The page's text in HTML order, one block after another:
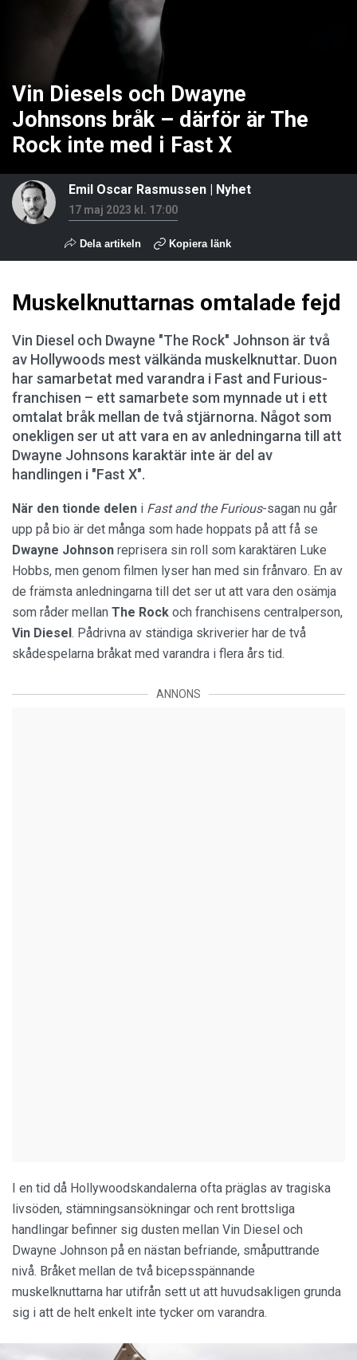
Vin Diesels och Dwayne
Johnsons bråk – därför är The
Rock inte med i Fast X
Emil Oscar Rasmussen | Nyhet
17 maj 2023 kl. 17:00
Dela artikeln Kopiera länk
Muskelknuttarnas omtalade fejd
Vin Diesel och Dwayne "The Rock" Johnson är två
av Hollywoods mest välkända muskelknuttar. Duon
har samarbetat med varandra i Fast and Furious-
franchisen – ett samarbete som mynnade ut i ett
omtalat bråk mellan de två stjärnorna. Något som
onekligen ser ut att vara en av anledningarna till att
Dwayne Johnsons karaktär inte är del av
handlingen i "Fast X".
När den tionde delen i Fast and the Furious-sagan nu går
upp på bio är det många som hade hoppats på att få se
Dwayne Johnson reprisera sin roll som karaktären Luke
Hobbs, men genom filmen lyser han med sin frånvaro. En av
de främsta anledningarna till det ser ut att vara den osämja
som råder mellan The Rock och franchisens centralperson,
Vin Diesel. Pådrivna av ständiga skriverier har de två
skådespelarna bråkat med varandra i flera års tid.
ANNONS
I en tid då Hollywoodskandalerna ofta präglas av tragiska
livsöden, stämningsansökningar och rent brottsliga
handlingar befinner sig dusten mellan Vin Diesel och
Dwayne Johnson på en nästan befriande, småputtrande
nivå. Bråket mellan de två bicepsspännande
muskelknuttarna har utifrån sett ut att huvudsakligen grunda
sig i att de helt enkelt inte tycker om varandra.